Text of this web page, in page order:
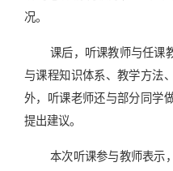
况。
课后，听课教师与任课
与课程知识体系、教学方法
外，听课老师还与部分同学
提出建议。
本次听课参与教师表示